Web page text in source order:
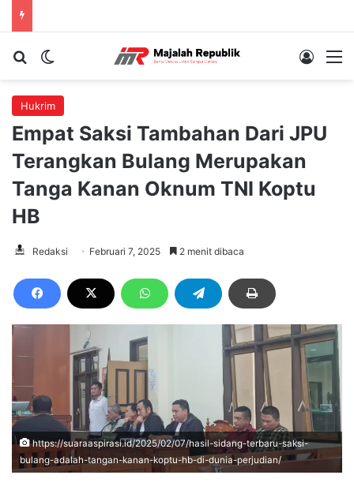
Cari berita...Switch skin Log In
Hukrim
Empat Saksi Tambahan Dari JPU
Terangkan Bulang Merupakan
Tanga Kanan Oknum TNI Koptu
HB
Redaksi Februari 7, 2025 2 menit dibaca
https://suaraaspirasi.id/2025/02/07/hasil-sidang-terbaru-saksi-
bulang-adalah-tangan-kanan-koptu-hb-di-dunia-perjudian/